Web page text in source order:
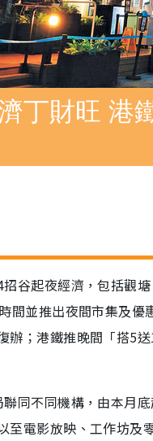
丁財旺 港
谷起夜經濟，包括觀
間並推出夜間市集及
辦；港鐵推晚間「搭5
聯同不同機構，由本月
至電影放映、工作坊